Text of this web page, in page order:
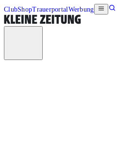
ClubShopTrauerportalWerbung